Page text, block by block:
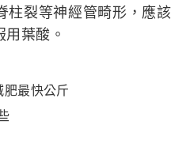
柱裂等神經管畸形，應
葉酸。
最快公斤